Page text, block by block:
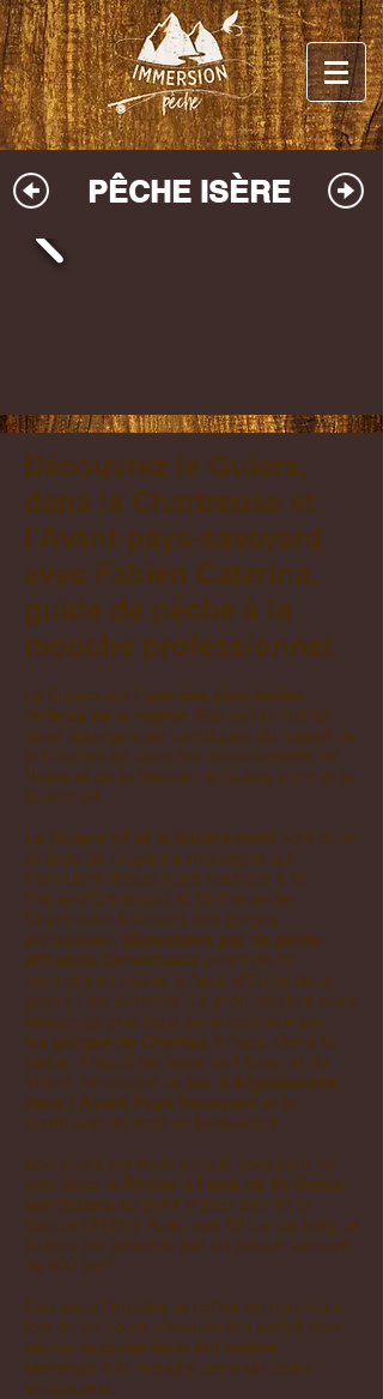
PÊCHE ISÈRE
Découvrez le Guiers,
dans la Chartreuse et
l'Avant-pays-savoyard
avec Fabien Caterina,
guide de pêche à la
mouche professionnel.
Le Guiers est l'une des plus belles
rivières de la région. Elle est le fruit de
deux résurgences karstiques du massif de
la Chartreuse dans les départements de
l'Isère et de la Savoie : le Guiers mort et le
Guiers vif.
Le Guiers vif et le Guiers mort sont deux
rivières de moyenne montagne qui
s'écoulent depuis leurs sources à St-
Pierre-d'Entremont et St-Pierre-de-
Chartreuse à travers des gorges
encaissées, alimentées par de petits
affluents torrentueux avant de se
rejoindre en plaine, à l'aval d'Entre-deux-
guiers / les Echelles. Le profil devient alors
beaucoup plus doux juste contrarié par
les gorges de Chailles à l'aval. Dans la
plaine, il reçoit les eaux de l'Ainan et du
Thiers, émissaire du lac d'Aiguebelette
dans l'Avant Pays Savoyard et la
commune de Pont de Beauvoisin.
Son cours continue vers le nord pour se
jeter dans le Rhône à l’aval de St-Genix-
sur-Guiers au point le plus bas de la
Savoie (212m). Avec ses 50 km de long, le
Guiers est alimenté par un bassin versant
de 600 km².
Ces eaux limpides et riches en nourriture
font de ce cours d'eau un lieu parfait pour
pêcher la truite fario et l'ombre
commun à la mouche dans un cadre
somptueux.